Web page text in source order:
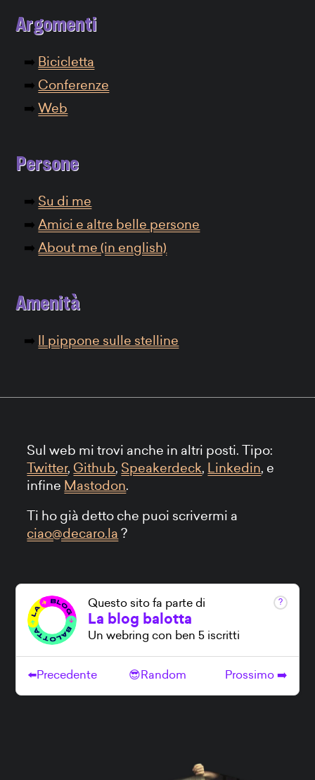
Argomenti
Bicicletta
Conferenze
Web
Persone
Su di me
Amici e altre belle persone
About me (in english)
Amenità
Il pippone sulle stelline
Sul web mi trovi anche in altri posti. Tipo:
Twitter, Github, Speakerdeck, Linkedin, e
infine Mastodon.
Ti ho già detto che puoi scrivermi a
ciao@decaro.la ?